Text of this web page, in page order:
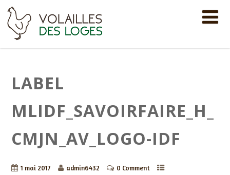
LABEL
MLIDF_SAVOIRFAIRE_H_
CMJN_AV_LOGO-IDF
1 mai 2017 admin6432 0 Comment